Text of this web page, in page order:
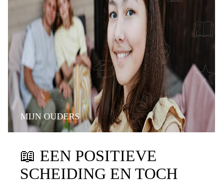
MIJN OUDERS
📖 EEN POSITIEVE
SCHEIDING EN TOCH